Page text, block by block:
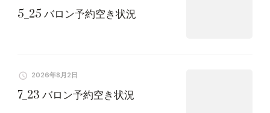
5_25 バロン予約空き状況
2026年8月2日
7_23 バロン予約空き状況